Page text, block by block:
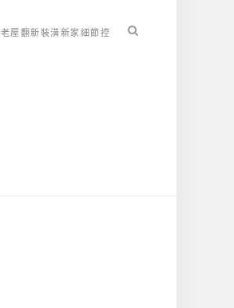
老屋翻新裝潢新家細節控